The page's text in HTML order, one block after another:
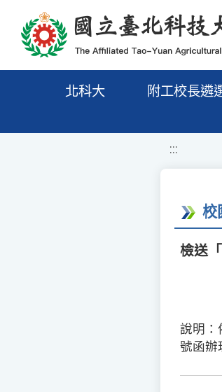
移至網頁之主要內容區位置
北科大 附工校長遴
:::
校
檢送
說明：
號函辦